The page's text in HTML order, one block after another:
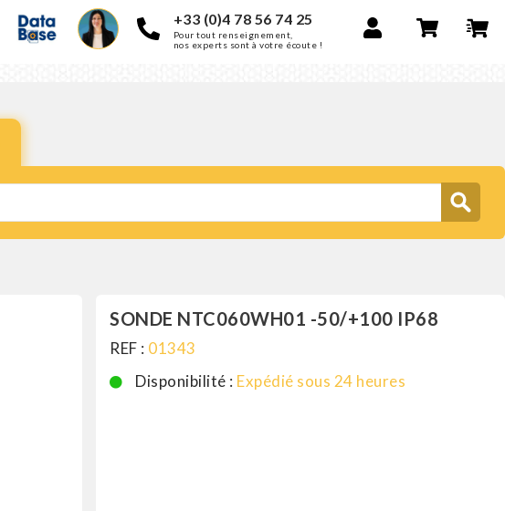
+33 (0)4 78 56 74 25
Pour tout renseignement,
nos experts sont à votre écoute !
SONDE NTC060WH01 -50/+100 IP68
REF : 01343
Disponibilité : Expédié sous 24 heures